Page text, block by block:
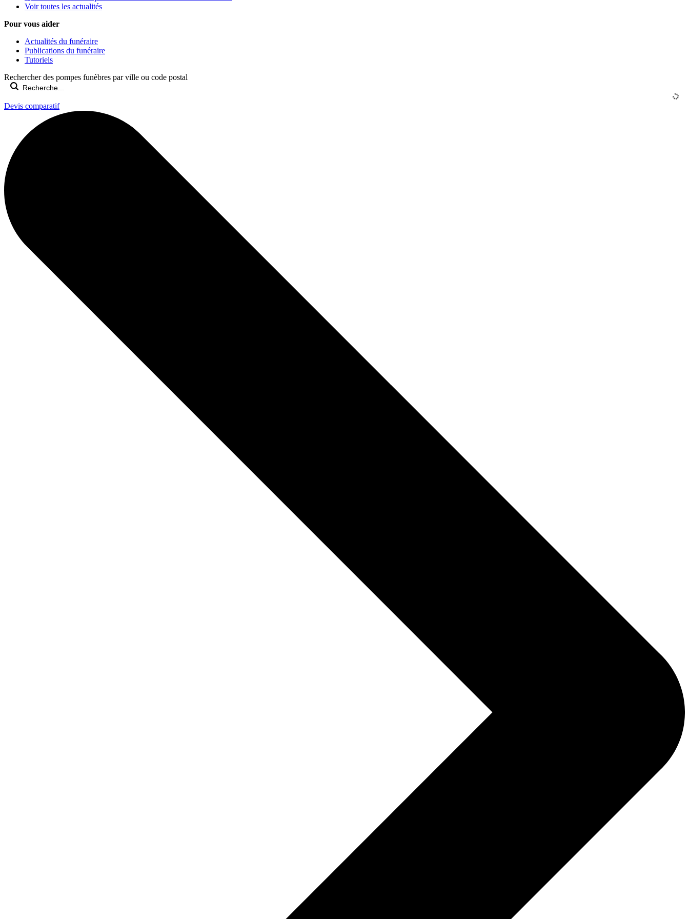
Voir toutes les actualités
Pour vous aider
Actualités du funéraire
Publications du funéraire
Tutoriels
Rechercher des pompes funèbres par ville ou code postal
Devis comparatif